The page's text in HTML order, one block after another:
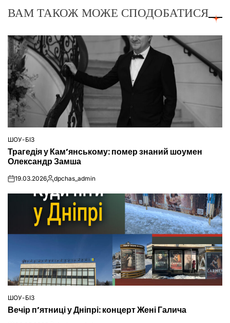
ВАМ ТАКОЖ МОЖЕ СПОДОБАТИСЯ
ОПУБЛІКУВАТИ
ШОУ-БІЗ
Трагедія у Кам’янському: помер знаний шоумен
Олександр Замша
on19.03.2026Опубліковано
dpchas_admin
ОПУБЛІКУВАТИ
У
ШОУ-БІЗ
Вечір п’ятниці у Дніпрі: концерт Жені Галича